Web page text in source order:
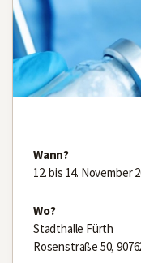
Wann?
12. bis 14. November
Wo?
Stadthalle Fürth
Rosenstraße 50,